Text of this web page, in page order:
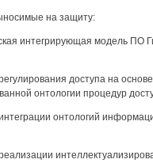
на защиту:
интегрирующая модель ПО
доступа на основе
онтологии процедур
онтологий